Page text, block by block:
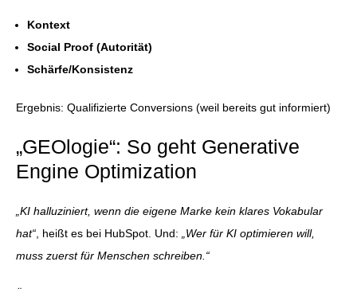
Kontext
Social Proof (Autorität)
Schärfe/Konsistenz
Ergebnis: Qualifizierte Conversions (weil bereits gut informiert)
„GEOlogie“: So geht Generative
Engine Optimization
„KI halluziniert, wenn die eigene Marke kein klares Vokabular
hat“ , heißt es bei HubSpot. Und:
„Wer für KI optimieren will,
muss zuerst für Menschen schreiben.“